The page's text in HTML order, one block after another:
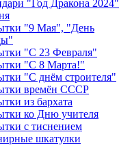
"Год Дракона 2024"
"9 Мая", "День
"С 23 Февраля"
"С 8 Марта!"
"С днём строителя"
времён СССР
из бархата
ко Дню учителя
с тиснением
шкатулки